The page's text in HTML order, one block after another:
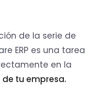
de la serie de
ERP es una tarea
en la
tu empresa.